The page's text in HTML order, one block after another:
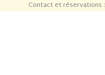
Contact et réservations :